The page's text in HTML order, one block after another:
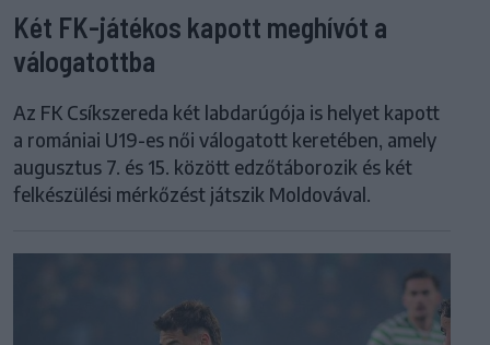
Két FK-játékos kapott meghívót a
válogatottba
Az FK Csíkszereda két labdarúgója is helyet kapott
a romániai U19-es női válogatott keretében, amely
augusztus 7. és 15. között edzőtáborozik és két
felkészülési mérkőzést játszik Moldovával.